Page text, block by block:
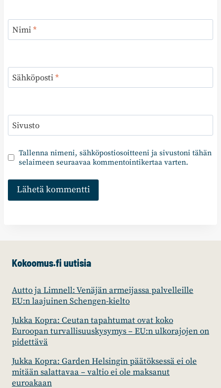
Nimi*
Sähköposti*
Sivusto
Tallenna nimeni, sähköpostiosoitteeni ja sivustoni tähän
selaimeen seuraavaa kommentointikertaa varten.
Kokoomus.fi uutisia
Autto ja Limnell: Venäjän armeijassa palvelleille
EU:n laajuinen Schengen-kielto
Jukka Kopra: Ceutan tapahtumat ovat koko
Euroopan turvallisuuskysymys – EU:n ulkorajojen on
pidettävä
Jukka Kopra: Garden Helsingin päätöksessä ei ole
mitään salattavaa – valtio ei ole maksanut
euroakaan